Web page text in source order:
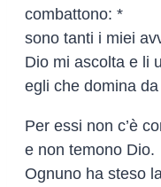
combattono: *
sono tanti i miei
Dio mi ascolta e li
egli che domina
Per essi non c’è
e non temono Dio.
Ognuno ha steso